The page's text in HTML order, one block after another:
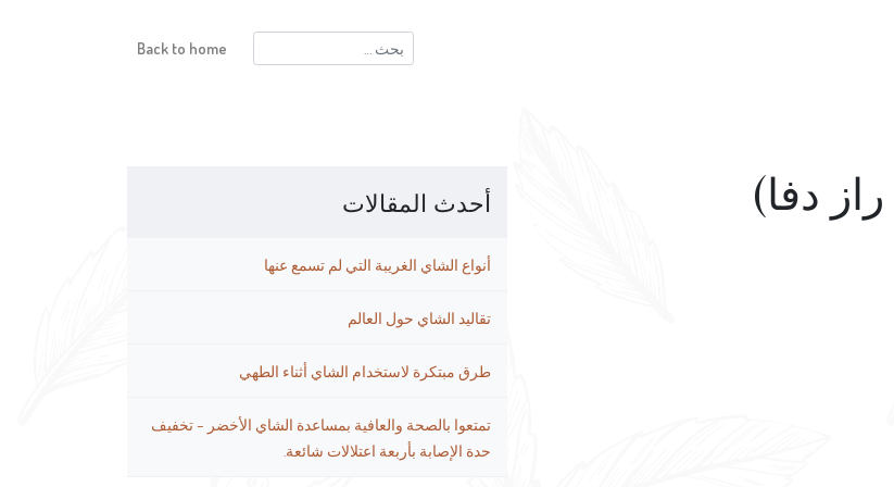
البحث
عن:
Back to home
أحدث المقالات
أنواع الشاي الغريبة التي لم تسمع عنها
تقاليد الشاي حول العالم
طرق مبتكرة لاستخدام الشاي أثناء الطهي
تمتعوا بالصحة والعافية بمساعدة الشاي الأخضر – تخفيف
حدة الإصابة بأربعة اعتلالات شائعة.